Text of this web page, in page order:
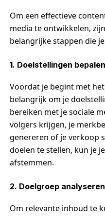
Om een effectieve
media te ontwikkelen,
belangrijke stappen die
1. Doelstellingen bepalen
Voordat je begint met
belangrijk om je
bereiken met je sociale
volgers krijgen, je
genereren of je verkoop
doelen te stellen, kun je
afstemmen.
2. Doelgroep analyseren
Om relevante inhoud te